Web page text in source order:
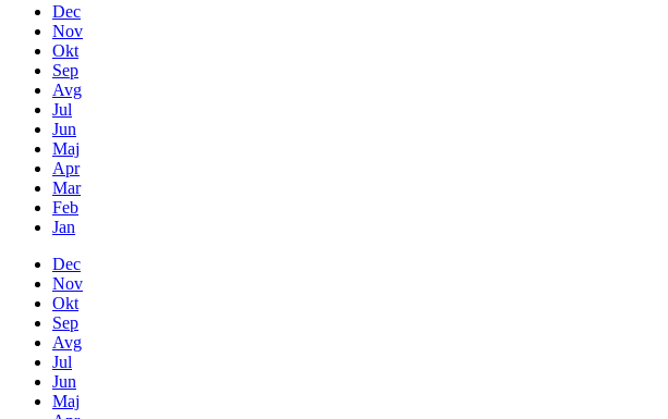
Dec
Nov
Okt
Sep
Avg
Jul
Jun
Maj
Apr
Mar
Feb
Jan
Dec
Nov
Okt
Sep
Avg
Jul
Jun
Maj